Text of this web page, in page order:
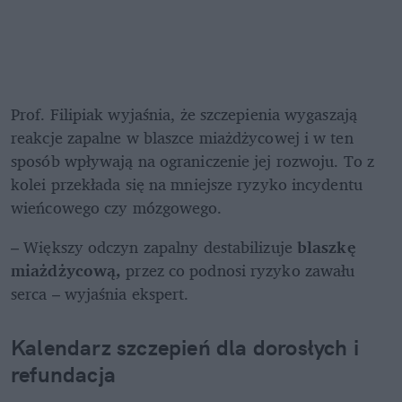
Prof. Filipiak wyjaśnia, że szczepienia wygaszają
reakcje zapalne w blaszce miażdżycowej i w ten
sposób wpływają na ograniczenie jej rozwoju. To z
kolei przekłada się na mniejsze ryzyko incydentu
wieńcowego czy mózgowego.
– Większy odczyn zapalny destabilizuje blaszkę
miażdżycową, przez co podnosi ryzyko zawału
serca – wyjaśnia ekspert.
Kalendarz szczepień dla dorosłych i
refundacja